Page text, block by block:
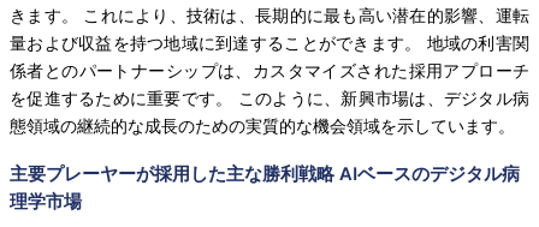
きます。 これにより、技術は、長期的に最も高い潜在的影響、運転
量および収益を持つ地域に到達することができます。 地域の利害関
係者とのパートナーシップは、カスタマイズされた採用アプローチ
を促進するために重要です。 このように、新興市場は、デジタル病
態領域の継続的な成長のための実質的な機会領域を示しています。
主要プレーヤーが採用した主な勝利戦略 AIベースのデジタル病
理学市場